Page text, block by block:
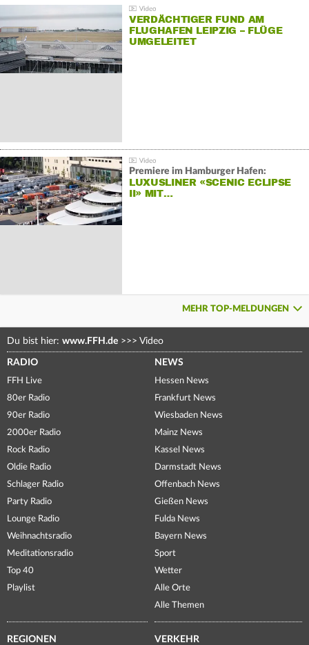
VERDÄCHTIGER FUND AM
FLUGHAFEN LEIPZIG – FLÜGE
UMGELEITET
Premiere im Hamburger Hafen:
LUXUSLINER «SCENIC ECLIPSE
II» MIT…
MEHR TOP-MELDUNGEN
Du bist hier: www.FFH.de >>> Video
RADIO
FFH Live
80er Radio
90er Radio
2000er Radio
Rock Radio
Oldie Radio
Schlager Radio
Party Radio
Lounge Radio
Weihnachtsradio
Meditationsradio
Top 40
Playlist
NEWS
Hessen News
Frankfurt News
Wiesbaden News
Mainz News
Kassel News
Darmstadt News
Offenbach News
Gießen News
Fulda News
Bayern News
Sport
Wetter
Alle Orte
Alle Themen
REGIONEN VERKEHR